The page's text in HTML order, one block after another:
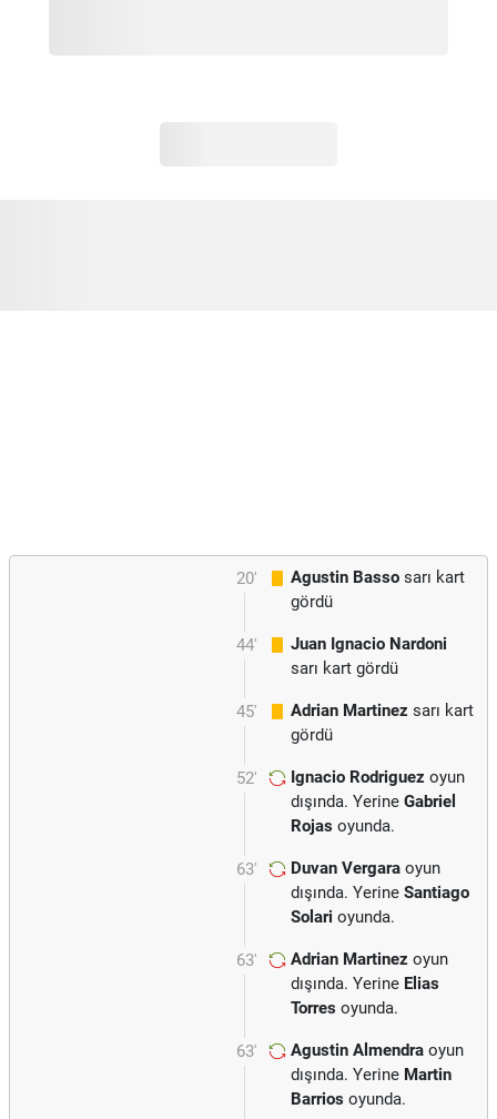
20' Agustin Basso sarı kart
gördü
44'
Juan Ignacio Nardoni
sarı kart gördü
45' Adrian Martinez sarı kart
gördü
52' Ignacio Rodriguez oyun
dışında. Yerine Gabriel
Rojas oyunda.
63' Duvan Vergara oyun
dışında. Yerine Santiago
Solari oyunda.
63' Adrian Martinez oyun
dışında. Yerine Elias
Torres oyunda.
63' Agustin Almendra oyun
dışında. Yerine Martin
Barrios oyunda.